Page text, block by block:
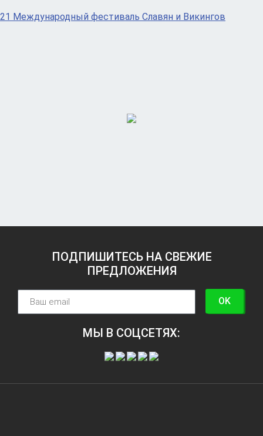
21 Международный фестиваль Славян и Викингов
ПОДПИШИТЕСЬ НА СВЕЖИЕ
ПРЕДЛОЖЕНИЯ
OK
МЫ В СОЦСЕТЯХ: